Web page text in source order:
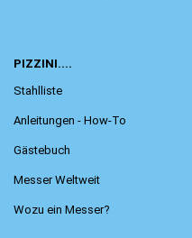
PIZZINI....
Stahlliste
Anleitungen - How-To
Gästebuch
Messer Weltweit
Wozu ein Messer?